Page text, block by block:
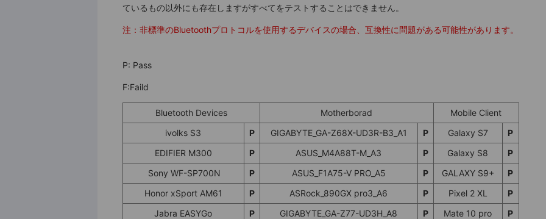
ているもの以外にも存在しますがすべてをテストすることはできません。
注：非標準のBluetoothプロトコルを使用するデバイスの場合、互換性に問題がある可能性があります。
P: Pass
F:Faild
Bluetooth Devices Motherborad
Mobile Client
ivolks S3
P GIGABYTE_GA-Z68X-UD3R-B3_A1 P Galaxy S7
P
EDIFIER M300
P ASUS_M4A88T-M_A3 P Galaxy S8
P
Sony WF-SP700N
P ASUS_F1A75-V PRO_A5 P GALAXY S9+
P
Honor xSport AM61
P ASRock_890GX pro3_A6 P Pixel 2 XL
P
Jabra EASYGo
P GIGABYTE_GA-Z77-UD3H_A8 P Mate 10 pro
P